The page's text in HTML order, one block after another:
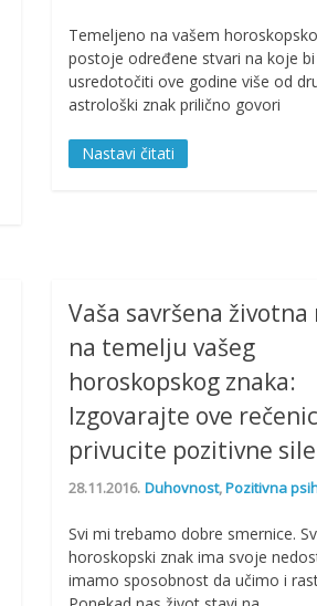
Temeljeno na vašem
postoje određene stvari na koje
usredotočiti ove godine više od
astrološki znak prilično govori
Nastavi čitati
Vaša savršena
na temelju vašeg
horoskopskog znaka:
Izgovarajte ove
privucite pozitivne
28.11.2016. Duhovnost,Pozitivna
Svi mi trebamo dobre smernice.
horoskopski znak ima svoje
imamo sposobnost da učimo i